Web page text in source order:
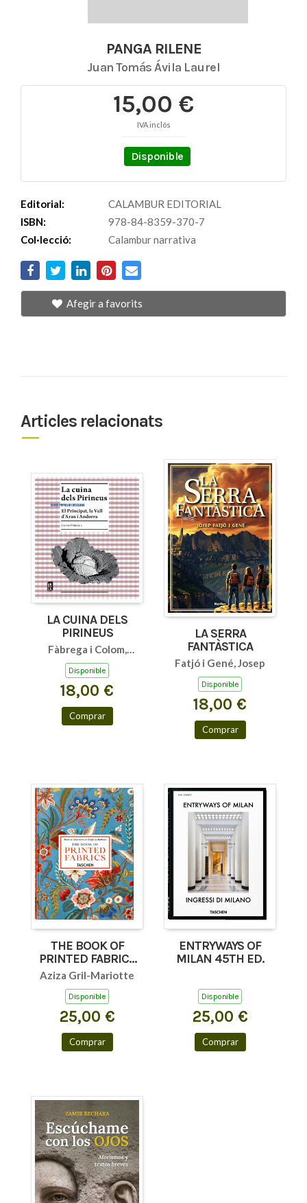
PANGA RILENE
Juan Tomás Ávila Laurel
15,00 €
IVA inclós
Disponible
Editorial:
CALAMBUR EDITORIAL
ISBN:
978-84-8359-370-7
Col·lecció:
Calambur narrativa
Afegir a favorits
Articles relacionats
LA CUINA DELS
PIRINEUS
Fàbrega i Colom,
Jaume
Disponible
18,00 €
Comprar
LA SERRA
FANTÀSTICA
Fatjó i Gené, Josep
Disponible
18,00 €
Comprar
THE BOOK OF
PRINTED FABRICS
45TH ED.
Aziza Gril-Mariotte
Disponible
25,00 €
Comprar
ENTRYWAYS OF
MILAN 45TH ED.
Disponible
25,00 €
Comprar